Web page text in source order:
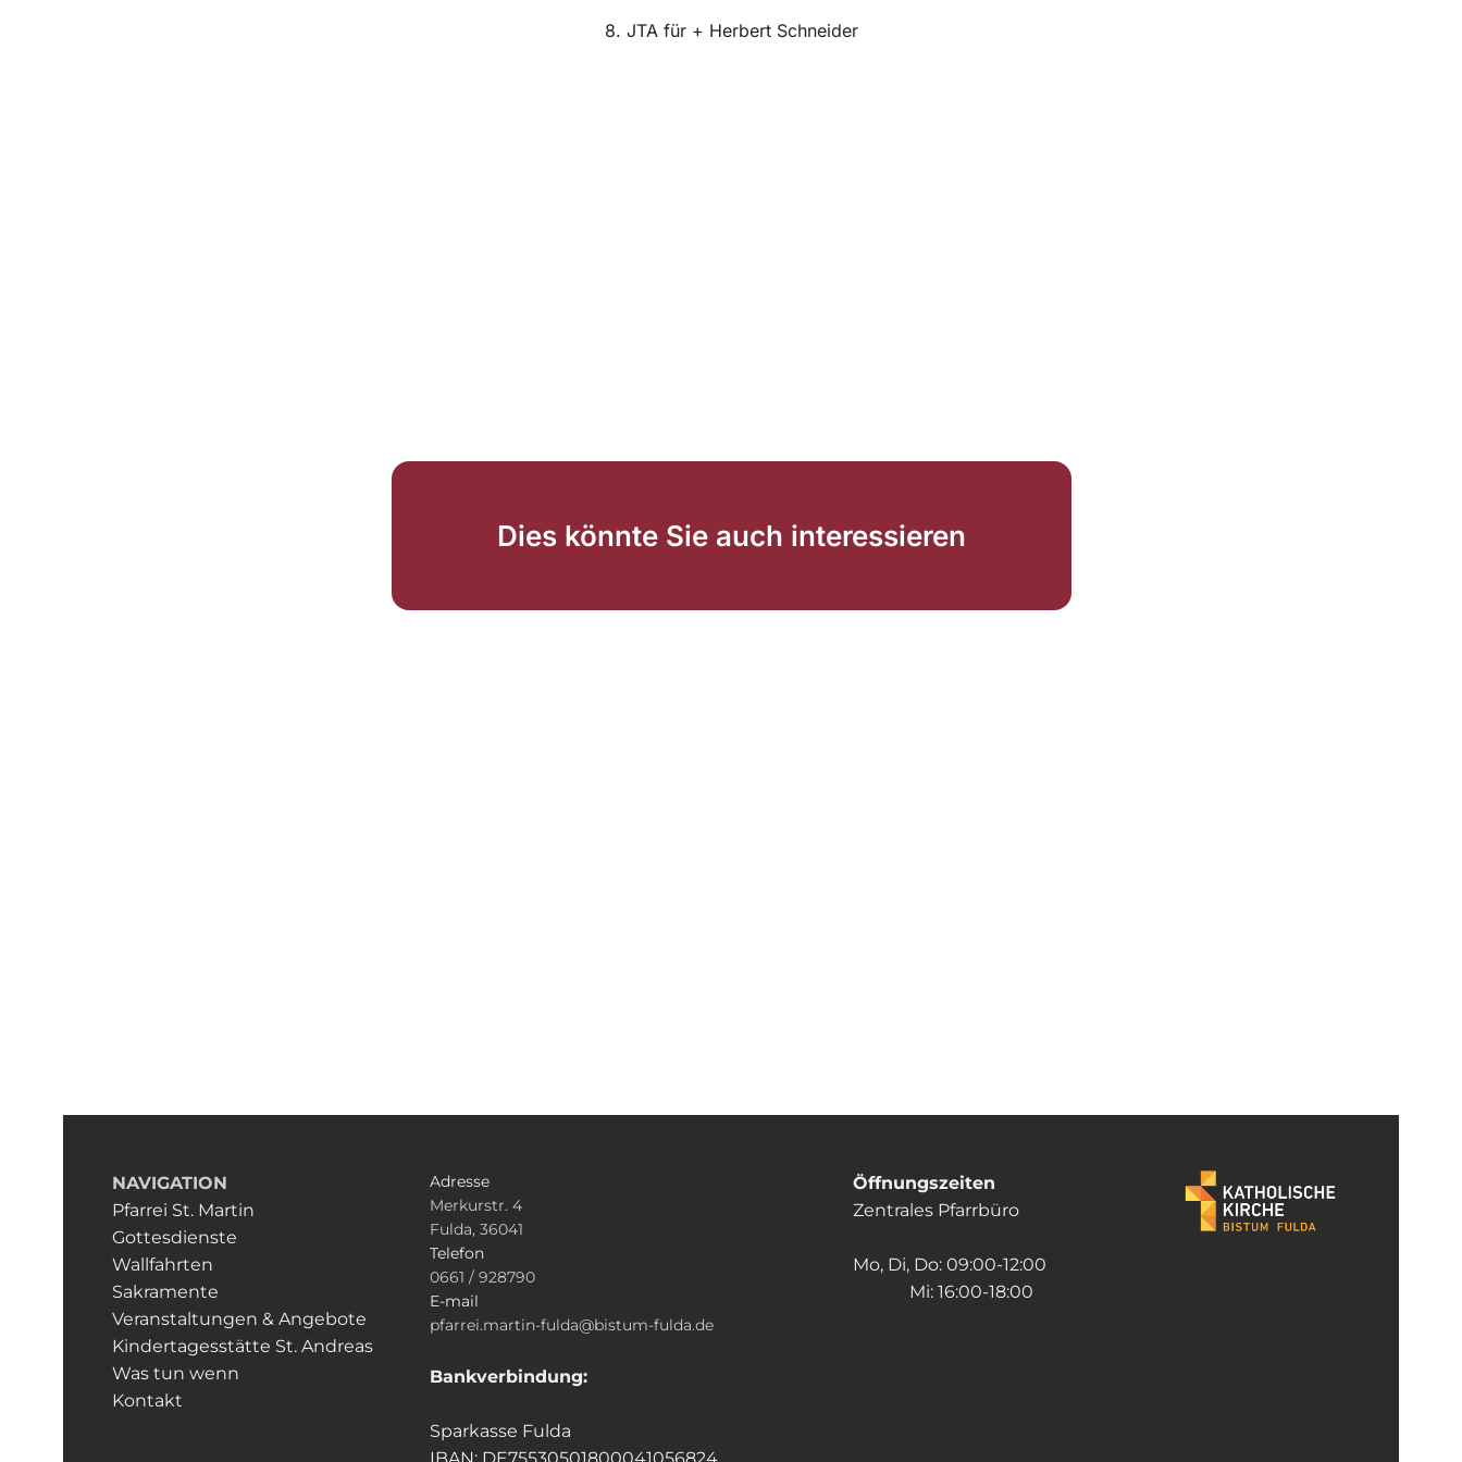
8. JTA für + Herbert Schneider
Dies könnte Sie auch interessieren
NAVIGATION
Pfarrei St. Martin
Gottesdienste
Wallfahrten
Sakramente
Veranstaltungen & Angebote
Kindertagesstätte St. Andreas
Was tun wenn
Kontakt
Adresse
Merkurstr. 4
Fulda, 36041
Telefon
0661 / 928790
E-mail
pfarrei.martin-fulda@bistum-fulda.de
Bankverbindung:
Sparkasse Fulda
Öffnungszeiten
Zentrales Pfarrbüro
Mo, Di, Do: 09:00-12:00
Mi: 16:00-18:00